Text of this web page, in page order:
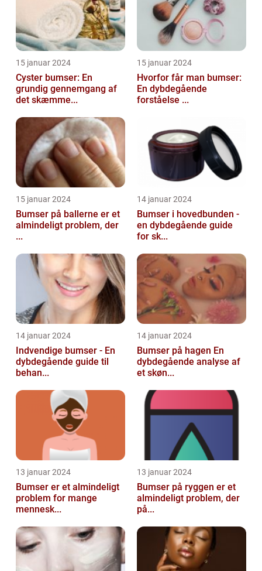
15 januar 2024
Cyster bumser: En
grundig gennemgang af
det skæmme...
15 januar 2024
Hvorfor får man bumser:
En dybdegående
forståelse ...
15 januar 2024
Bumser på ballerne er et
almindeligt problem, der
...
14 januar 2024
Bumser i hovedbunden -
en dybdegående guide
for sk...
14 januar 2024
Indvendige bumser - En
dybdegående guide til
behan...
14 januar 2024
Bumser på hagen En
dybdegående analyse af
et skøn...
13 januar 2024
Bumser er et almindeligt
problem for mange
mennesk...
13 januar 2024
Bumser på ryggen er et
almindeligt problem, der
på...